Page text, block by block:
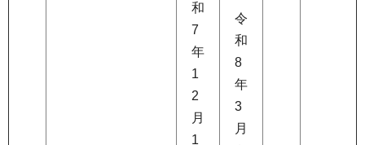
和
7
年
1
2
月
1
令
和
8
年
3
月